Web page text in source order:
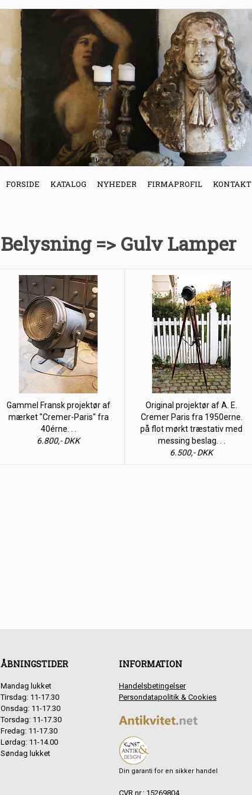
FORSIDE KATALOG NYHEDER FIRMAPROFIL KONTAKT
Belysning => Gulv Lamper
Gammel Fransk projektør af
mærket "Cremer-Paris" fra
40érne. . .
6.800,- DKK
Original projektør af A. E.
Cremer Paris fra 1950erne.
på flot mørkt træstativ med
messing beslag. . .
6.500,- DKK
ÅBNINGSTIDER
Mandag lukket
Tirsdag: 11-17.30
Onsdag: 11-17.30
Torsdag: 11-17.30
Fredag: 11-17.30
Lørdag: 11-14.00
Søndag lukket
INFORMATION
Handelsbetingelser
Persondatapolitik & Cookies
Din garanti for en sikker handel
CVR.nr.: 15269804